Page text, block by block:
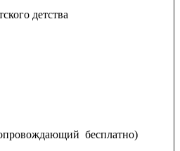
детства
бесплатно)